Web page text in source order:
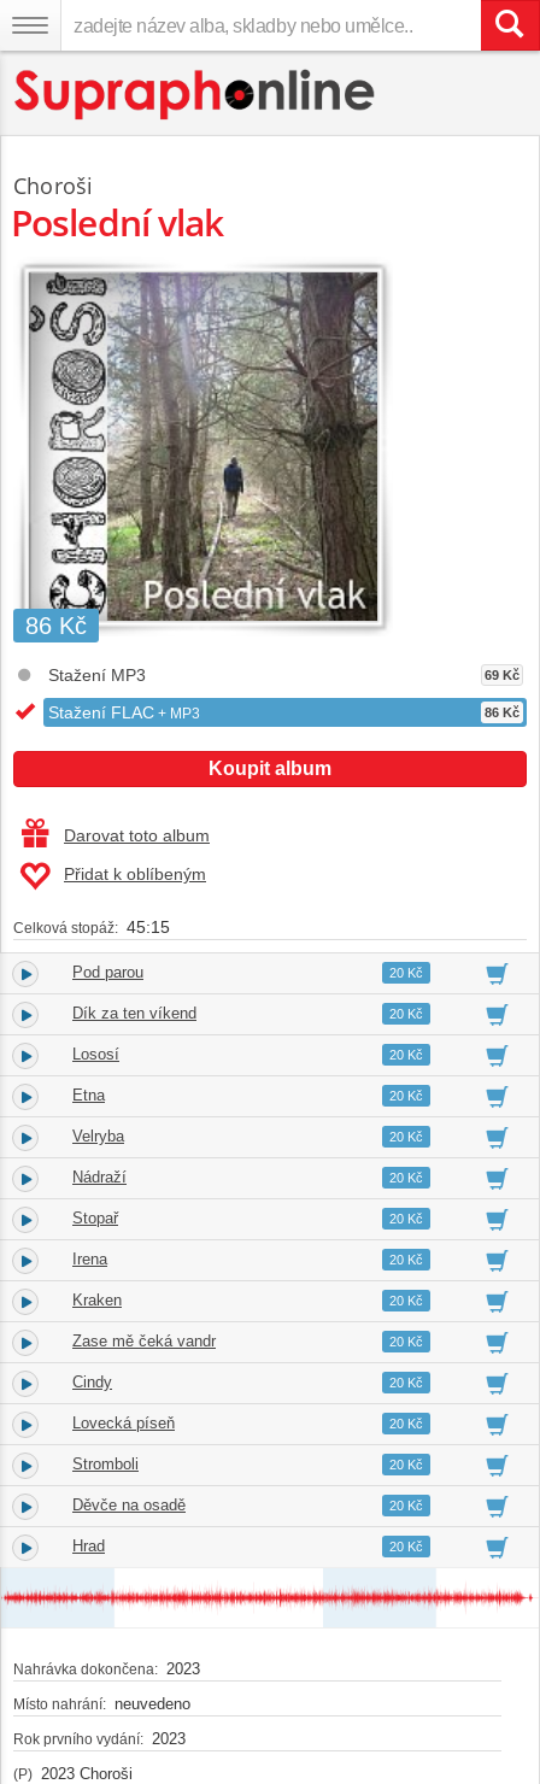
Choroši
Poslední vlak
86 Kč
Stažení MP3 69 Kč
Stažení FLAC + MP3 86 Kč
Koupit album
Darovat toto album
Přidat k oblíbeným
Celková stopáž: 45:15
1. Pod parou 02:5620 Kč
2. Dík za ten víkend 02:3920 Kč
3. Lososí 02:1320 Kč
4. Etna 02:2620 Kč
5. Velryba 02:1720 Kč
6. Nádraží 02:4720 Kč
7. Stopař 02:2420 Kč
8. Irena 02:4620 Kč
9. Kraken 03:1820 Kč
10. Zase mě čeká vandr 02:2420 Kč
11. Cindy 02:0720 Kč
12. Lovecká píseň 01:3420 Kč
13. Stromboli 02:0920 Kč
14. Děvče na osadě 03:0720 Kč
15. Hrad 02:2220 Kč
Nahrávka dokončena: 2023
Místo nahrání: neuvedeno
Rok prvního vydání: 2023
(P) 2023 Choroši